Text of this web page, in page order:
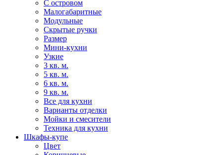
С островом
Малогабаритные
Модульные
Скрытые ручки
Размер
Мини-кухни
Узкие
3 кв. м.
5 кв. м.
6 кв. м.
9 кв. м.
Все для кухни
Варианты отделки
Мойки и смесители
Техника для кухни
Шкафы-купе
Цвет